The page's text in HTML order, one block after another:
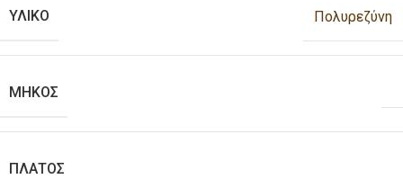
ΥΛΙΚΟ Πολυρεζύνη
ΜΗΚΟΣ
ΠΛΑΤΟΣ